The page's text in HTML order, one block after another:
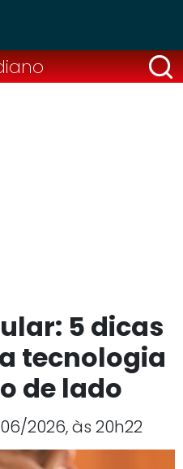
5 dicas
tecnologia
de lado
2026, às 20h22